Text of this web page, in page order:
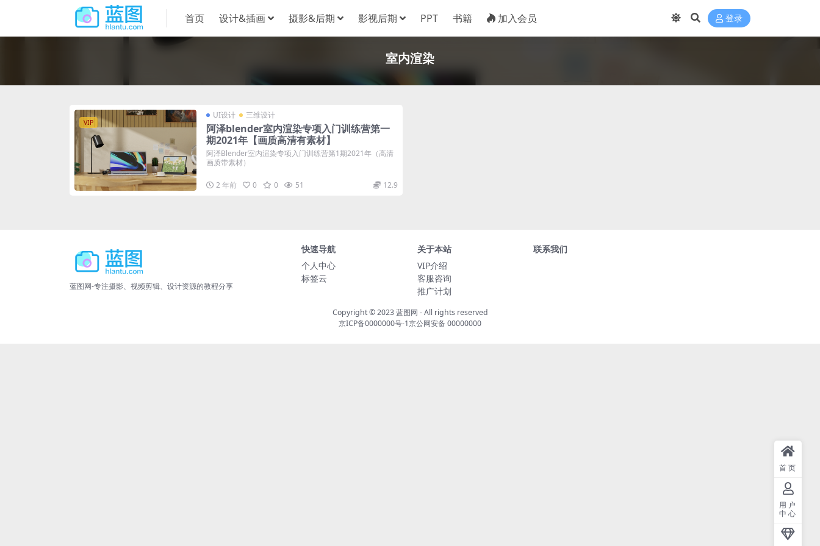
首页 设计&插画 摄影&后期 影视后期 PPT 书籍 加入会员 登录
室内渲染
VIP
UI设计 三维设计
阿泽blender室内渲染专项入门训练营第一
期2021年【画质高清有素材】
阿泽Blender室内渲染专项入门训练营第1期2021年（高清
画质带素材）
2 年前 0 0 51 12.9
蓝图网-专注摄影、视频剪辑、设计资源的教程分享
快速导航
个人中心
标签云
关于本站
VIP介绍
客服咨询
推广计划
联系我们
Copyright © 2023蓝图网 - All rights reserved
京ICP备0000000号-1京公网安备 00000000
首页
用户
中心